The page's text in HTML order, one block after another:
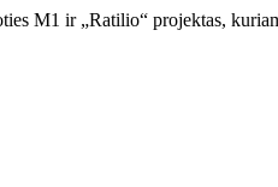
M1 ir „Ratilio“ projektas,